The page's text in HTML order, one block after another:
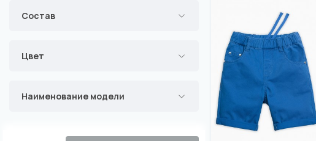
Состав
Цвет
Наименование модели